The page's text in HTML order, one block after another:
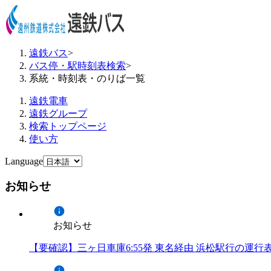
遠鉄バス>
バス停・駅時刻表検索>
系統・時刻表・のりば一覧
遠鉄電車
遠鉄グループ
検索トップページ
使い方
Language
お知らせ
お知らせ
【要確認】三ヶ日車庫6:55発 東名経由 浜松駅行の運行